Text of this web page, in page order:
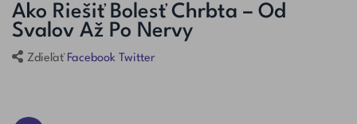
Ako Riešiť Bolesť Chrbta – Od
Svalov Až Po Nervy
Zdieľať Facebook Twitter